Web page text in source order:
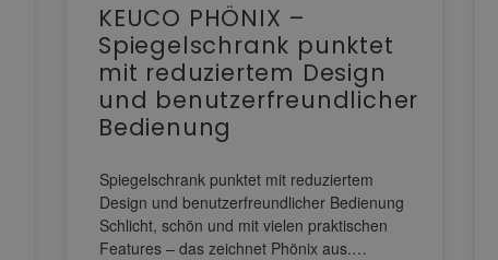
KEUCO PHÖNIX –
Spiegelschrank punktet
mit reduziertem Design
und benutzerfreundlicher
Bedienung
Spiegelschrank punktet mit reduziertem
Design und benutzerfreundlicher Bedienung
Schlicht, schön und mit vielen praktischen
Features – das zeichnet Phönix aus.…